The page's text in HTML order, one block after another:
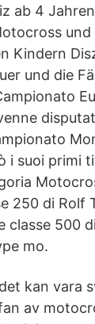
ab 4
und
Kindern
und die
i suoi primi
250 di Rolf
classe 500
mo.
kan vara
av